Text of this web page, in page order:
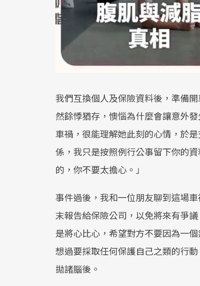
我們互換個人及保險資料後，準備
然餘悸猶存，懊惱為什麼會讓意外
車禍，很能理解她此刻的心情，於
係，我只是按照例行公事留下你的
的，你不要太擔心。」
事件過後，我和一位朋友聊到這場
末報告給保險公司，以免將來有爭
是將心比心，希望對方不要因為一
想過要採取任何保護自己之類的行
拋諸腦後。